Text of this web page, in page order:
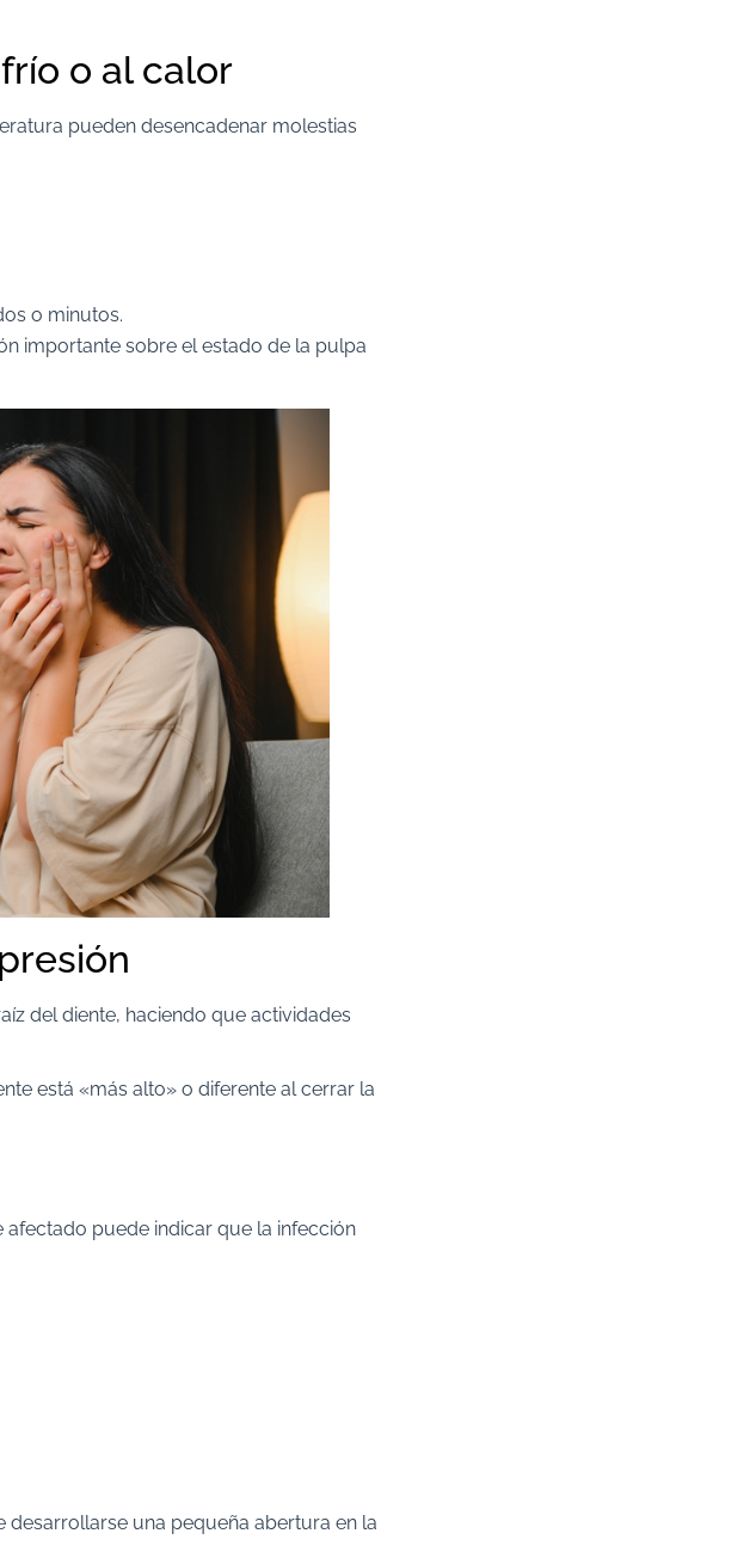
o al calor
pueden desencadenar molestias
o minutos.
importante sobre el estado de la pulpa
del diente, haciendo que actividades
está «más alto» o diferente al cerrar la
puede indicar que la infección
una pequeña abertura en la